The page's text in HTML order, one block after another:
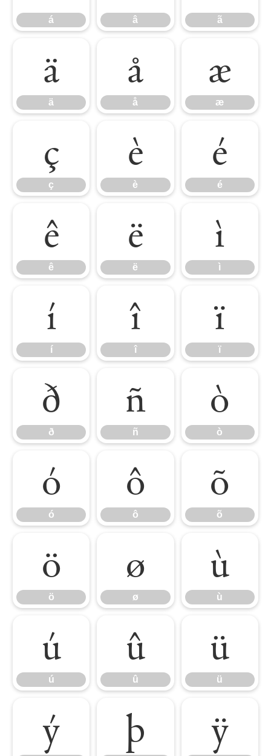
á â ã
ä
ä
å
å
æ
æ
ç
ç
è
è
é
é
ê
ê
ë
ë
ì
ì
í
í
î
î
ï
ï
ð
ð
ñ
ñ
ò
ò
ó
ó
ô
ô
õ
õ
ö
ö
ø
ø
ù
ù
ú
ú
û
û
ü
ü
ý þ ÿ